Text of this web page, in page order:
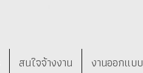
สนใจจ้างงาน งานออกแบบ